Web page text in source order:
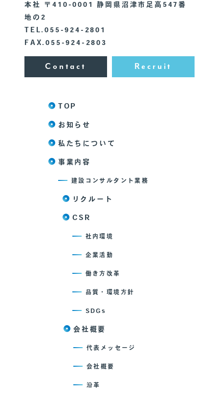
本社 〒410-0001 静岡県沼津市足高547番
地の2
TEL.055-924-2801
FAX.055-924-2803
Contact Recruit
TOP
お知らせ
私たちについて
事業内容
建設コンサルタント業務
リクルート
CSR
社内環境
企業活動
働き方改革
品質・環境方針
SDGs
会社概要
代表メッセージ
会社概要
沿革